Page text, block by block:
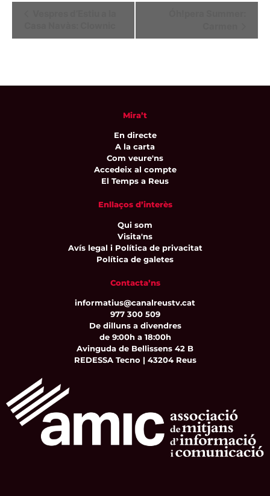
Mira’t
En directe
A la carta
Com veure'ns
Accedeix al compte
El Temps a Reus
Enllaços d’interès
Qui som
Visita'ns
Avís legal i Política de privacitat
Política de galetes
Contacta’ns
informatius@canalreustv.cat
977 300 509
De dilluns a divendres
de 9:00h a 18:00h
Avinguda de Bellissens 42 B
REDESSA Tecno | 43204 Reus